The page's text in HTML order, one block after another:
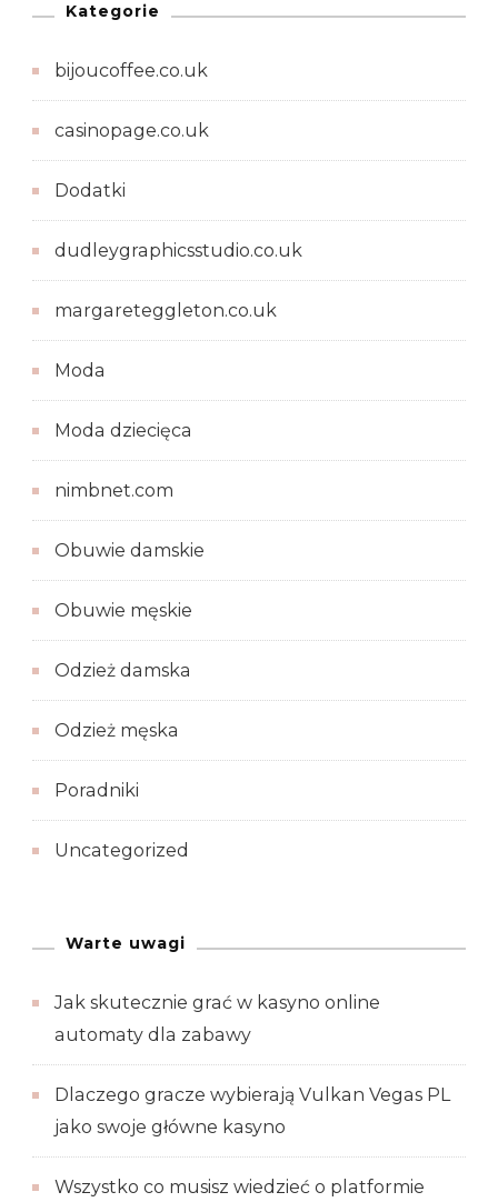
Kategorie
bijoucoffee.co.uk
casinopage.co.uk
Dodatki
dudleygraphicsstudio.co.uk
margareteggleton.co.uk
Moda
Moda dziecięca
nimbnet.com
Obuwie damskie
Obuwie męskie
Odzież damska
Odzież męska
Poradniki
Uncategorized
Warte uwagi
Jak skutecznie grać w kasyno online
automaty dla zabawy
Dlaczego gracze wybierają Vulkan Vegas PL
jako swoje główne kasyno
Wszystko co musisz wiedzieć o platformie